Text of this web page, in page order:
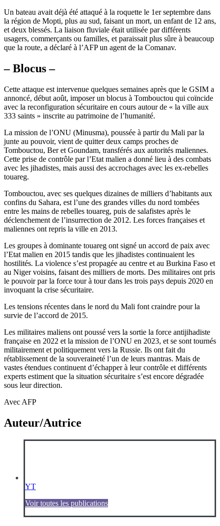
Un bateau avait déjà été attaqué à la roquette le 1er septembre dans
la région de Mopti, plus au sud, faisant un mort, un enfant de 12 ans,
et deux blessés. La liaison fluviale était utilisée par différents
usagers, commerçants ou familles, et paraissait plus sûre à beaucoup
que la route, a déclaré à l’AFP un agent de la Comanav.
– Blocus –
Cette attaque est intervenue quelques semaines après que le GSIM a
annoncé, début août, imposer un blocus à Tombouctou qui coïncide
avec la reconfiguration sécuritaire en cours autour de « la ville aux
333 saints » inscrite au patrimoine de l’humanité.
La mission de l’ONU (Minusma), poussée à partir du Mali par la
junte au pouvoir, vient de quitter deux camps proches de
Tombouctou, Ber et Goundam, transférés aux autorités maliennes.
Cette prise de contrôle par l’Etat malien a donné lieu à des combats
avec les jihadistes, mais aussi des accrochages avec les ex-rebelles
touareg.
Tombouctou, avec ses quelques dizaines de milliers d’habitants aux
confins du Sahara, est l’une des grandes villes du nord tombées
entre les mains de rebelles touareg, puis de salafistes après le
déclenchement de l’insurrection de 2012. Les forces françaises et
maliennes ont repris la ville en 2013.
Les groupes à dominante touareg ont signé un accord de paix avec
l’Etat malien en 2015 tandis que les jihadistes continuaient les
hostilités. La violence s’est propagée au centre et au Burkina Faso et
au Niger voisins, faisant des milliers de morts. Des militaires ont pris
le pouvoir par la force tour à tour dans les trois pays depuis 2020 en
invoquant la crise sécuritaire.
Les tensions récentes dans le nord du Mali font craindre pour la
survie de l’accord de 2015.
Les militaires maliens ont poussé vers la sortie la force antijihadiste
française en 2022 et la mission de l’ONU en 2023, et se sont tournés
militairement et politiquement vers la Russie. Ils ont fait du
rétablissement de la souveraineté l’un de leurs mantras. Mais de
vastes étendues continuent d’échapper à leur contrôle et différents
experts estiment que la situation sécuritaire s’est encore dégradée
sous leur direction.
Avec AFP
Auteur/Autrice
YT
Voir toutes les publications